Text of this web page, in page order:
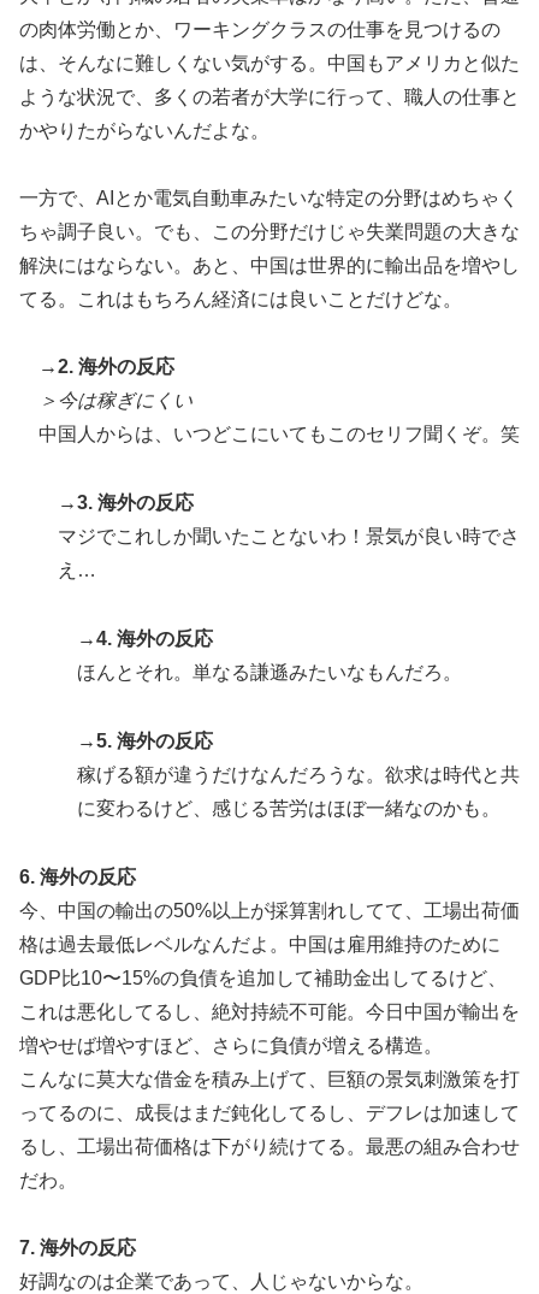
の肉体労働とか、ワーキングクラスの仕事を見つけるの
は、そんなに難しくない気がする。中国もアメリカと似た
ような状況で、多くの若者が大学に行って、職人の仕事と
かやりたがらないんだよな。
一方で、AIとか電気自動車みたいな特定の分野はめちゃく
ちゃ調子良い。でも、この分野だけじゃ失業問題の大きな
解決にはならない。あと、中国は世界的に輸出品を増やし
てる。これはもちろん経済には良いことだけどな。
→2. 海外の反応
＞今は稼ぎにくい
中国人からは、いつどこにいてもこのセリフ聞くぞ。笑
→3. 海外の反応
マジでこれしか聞いたことないわ！景気が良い時でさ
え…
→4. 海外の反応
ほんとそれ。単なる謙遜みたいなもんだろ。
→5. 海外の反応
稼げる額が違うだけなんだろうな。欲求は時代と共
に変わるけど、感じる苦労はほぼ一緒なのかも。
6. 海外の反応
今、中国の輸出の50%以上が採算割れしてて、工場出荷価
格は過去最低レベルなんだよ。中国は雇用維持のために
GDP比10〜15%の負債を追加して補助金出してるけど、
これは悪化してるし、絶対持続不可能。今日中国が輸出を
増やせば増やすほど、さらに負債が増える構造。
こんなに莫大な借金を積み上げて、巨額の景気刺激策を打
ってるのに、成長はまだ鈍化してるし、デフレは加速して
るし、工場出荷価格は下がり続けてる。最悪の組み合わせ
だわ。
7. 海外の反応
好調なのは企業であって、人じゃないからな。